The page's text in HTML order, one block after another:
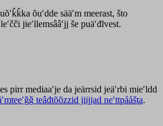
õuʹdde sääʹm meerast, što
jieʹllemsââʹjj še puäʹđlvest.
pirr mediaaʹje da jeärrsid jeäʹrbi mieʹldd
teâđtõõzzid jiijjad neʹttpååšta.